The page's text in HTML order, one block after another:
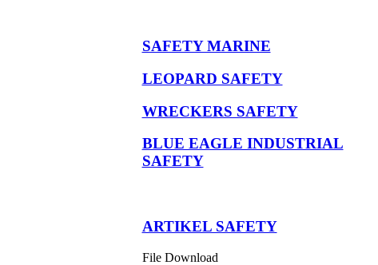
SAFETY MARINE
LEOPARD SAFETY
WRECKERS SAFETY
BLUE EAGLE INDUSTRIAL
SAFETY
­ARTIKEL SAFETY
File Download